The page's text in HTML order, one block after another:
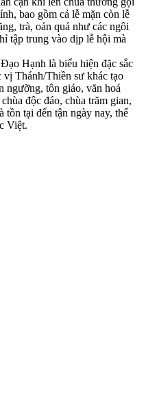
bao gồm cả lễ mặn còn lễ
trà, oản quả như các ngôi
tập trung vào dịp lễ hội mà
Hạnh là biểu hiện đặc sắc
vị Thánh/Thiền sư khác tạo
ngưỡng, tôn giáo, văn hoá
độc đáo, chùa trăm gian,
tại đến tận ngày nay, thể
Việt.